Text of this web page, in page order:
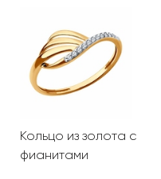
Кольцо из золота с
фианитами